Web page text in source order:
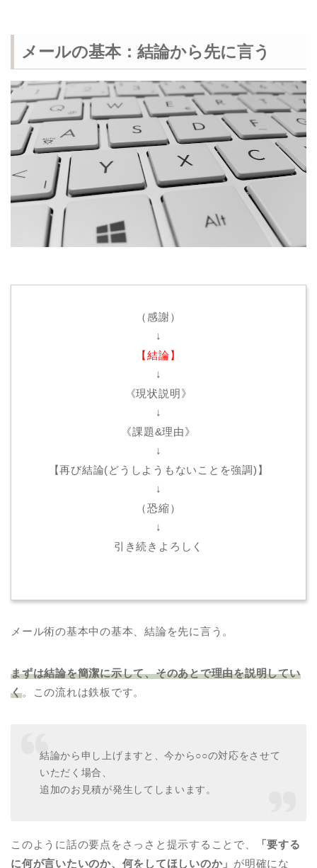
メールの基本：結論から先に言う
（感謝）
↓
【結論】
↓
《現状説明》
↓
《課題&理由》
↓
【再び結論(どうしようもないことを強調)】
↓
（恐縮）
↓
引き続きよろしく
メール術の基本中の基本、結論を先に言う。
まずは結論を簡潔に示して、そのあとで理由を説明してい
く。この流れは鉄板です。
結論から申し上げますと、今から○○の対応をさせて
いただく場合、
追加のお見積が発生してしまいます。
このように話の要点をさっさと提示することで、
「要する
に何が言いたいのか、何をしてほしいのか」 が明確にな